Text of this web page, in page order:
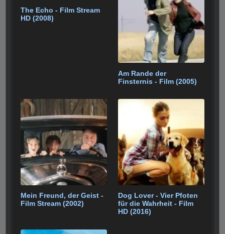
The Echo - Film Stream
HD (2008)
Am Rande der
Finsternis - Film (2005)
Mein Freund, der Geist -
Film Stream (2002)
Dog Lover - Vier Pfoten
für die Wahrheit - Film
HD (2016)